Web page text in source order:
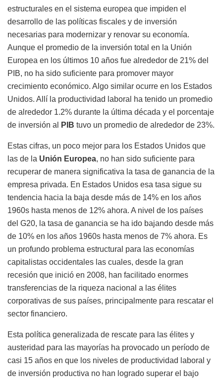
estructurales en el sistema europea que impiden el
desarrollo de las políticas fiscales y de inversión
necesarias para modernizar y renovar su economía.
Aunque el promedio de la inversión total en la Unión
Europea en los últimos 10 años fue alrededor de 21% del
PIB, no ha sido suficiente para promover mayor
crecimiento económico. Algo similar ocurre en los Estados
Unidos. Allí la productividad laboral ha tenido un promedio
de alrededor 1.2% durante la última década y el porcentaje
de inversión al
PIB tuvo un promedio de alrededor de 23%.
Estas cifras, un poco mejor para los Estados Unidos que
las de la Unión Europea, no han sido suficiente para
recuperar de manera significativa la tasa de ganancia de la
empresa privada. En Estados Unidos esa tasa sigue su
tendencia hacia la baja desde más de 14% en los años
1960s hasta menos de 12% ahora. A nivel de los países
del G20, la tasa de ganancia se ha ido bajando desde más
de 10% en los años 1960s hasta menos de 7% ahora. Es
un profundo problema estructural para las economías
capitalistas occidentales las cuales, desde la gran
recesión que inició en 2008, han facilitado enormes
transferencias de la riqueza nacional a las élites
corporativas de sus países, principalmente para rescatar el
sector financiero.
Esta política generalizada de rescate para las élites y
austeridad para las mayorías ha provocado un período de
casi 15 años en que los niveles de productividad laboral y
de inversión productiva no han logrado superar el bajo